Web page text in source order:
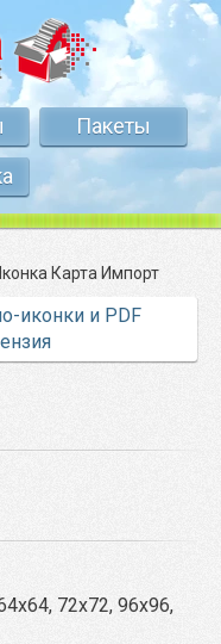
Пакеты
Карта Импорт
иконки и PDF
72x72, 96x96,